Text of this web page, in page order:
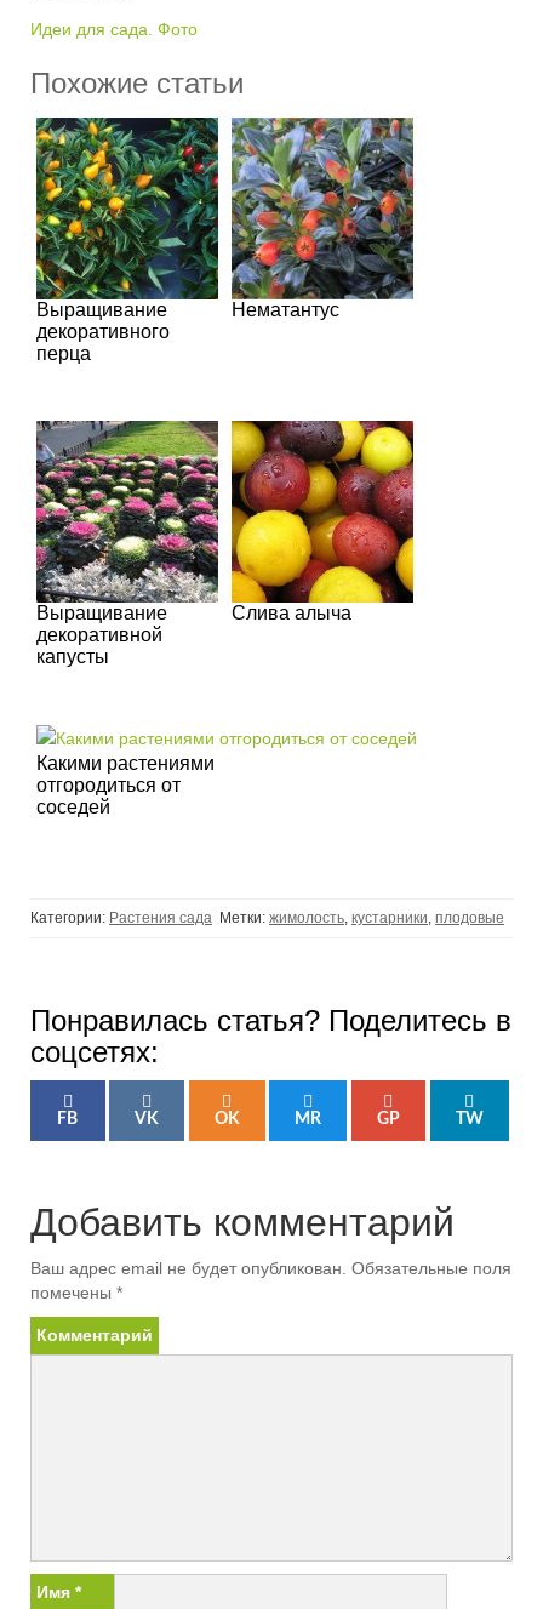
Идеи для сада. Фото
Похожие статьи
Выращивание
декоративного
перца
Нематантус
Выращивание
декоративной
капусты
Слива алыча
Какими растениями
отгородиться от
соседей
Категории: Растения сада Метки: жимолость кустарники плодовые
Понравилась статья? Поделитесь в
соцсетях:
FB VK OK MR GP TW
Добавить комментарий
Ваш адрес email не будет опубликован. Обязательные поля
помечены *
Комментарий
Имя *